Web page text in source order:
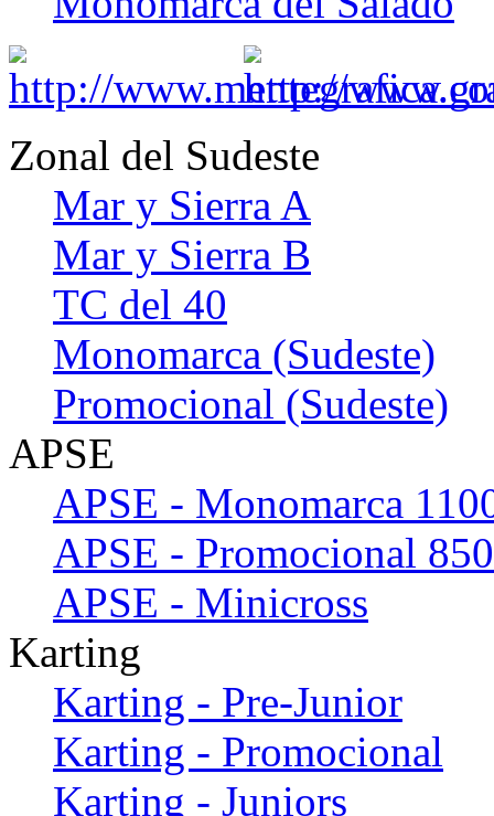
Zonal del Sudeste
Mar y Sierra A
Mar y Sierra B
TC del 40
Monomarca (Sudeste)
Promocional (Sudeste)
APSE
APSE - Monomarca
APSE - Promocional 850
APSE - Minicross
Karting
Karting - Pre-Junior
Karting - Promocional
Karting - Juniors